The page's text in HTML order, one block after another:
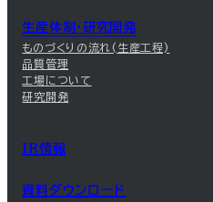
生産体制・研究開発
ものづくりの流れ(生産工程)
品質管理
工場について
研究開発
IR情報
資料ダウンロード